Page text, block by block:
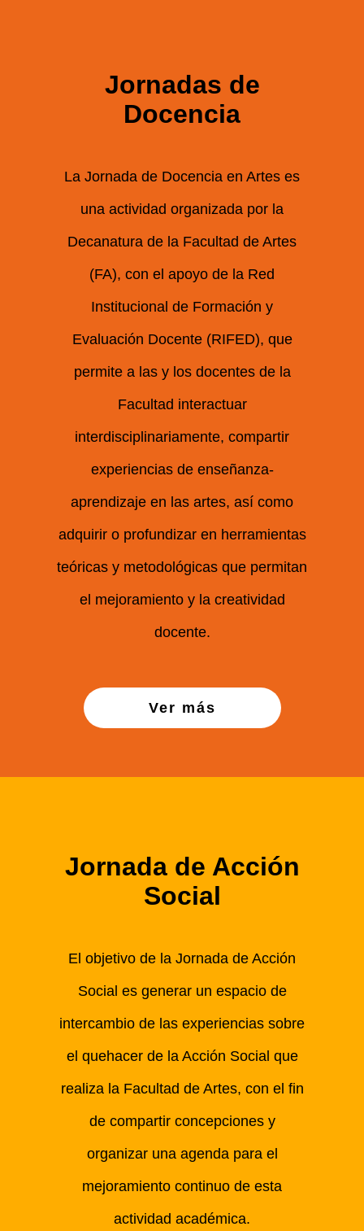
Jornadas de
Docencia
La Jornada de Docencia en Artes es
una actividad organizada por la
Decanatura de la Facultad de Artes
(FA), con el apoyo de la Red
Institucional de Formación y
Evaluación Docente (RIFED), que
permite a las y los docentes de la
Facultad interactuar
interdisciplinariamente, compartir
experiencias de enseñanza-
aprendizaje en las artes, así como
adquirir o profundizar en herramientas
teóricas y metodológicas que permitan
el mejoramiento y la creatividad
docente.
Ver más
Jornada de Acción
Social
El objetivo de la Jornada de Acción
Social es generar un espacio de
intercambio de las experiencias sobre
el quehacer de la Acción Social que
realiza la Facultad de Artes, con el fin
de compartir concepciones y
organizar una agenda para el
mejoramiento continuo de esta
actividad académica.